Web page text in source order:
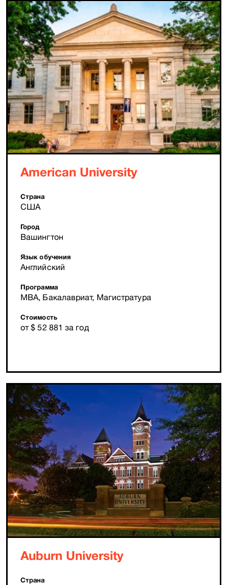
American University
Страна
США
Город
Вашингтон
Язык обучения
Английский
Программа
MBA, Бакалавриат, Магистратура
Стоимость
от $ 52 881 за год
Auburn University
Страна